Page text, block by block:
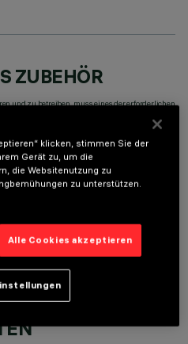
ZUBEHÖR
und zu betreiben, muss eines der erforderlichen
klicken, stimmen Sie der
Gerät zu, um die
die Websitenutzung zu
zu unterstützen.
Alle Cookies akzeptieren